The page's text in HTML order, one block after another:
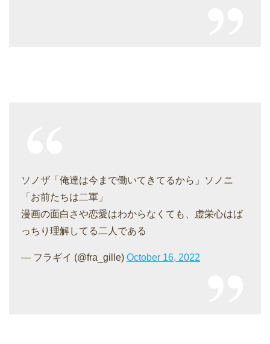
ソノザ「俺達は今まで働いてきてるから」ソノニ
「お前たちは二軍」
漫画の面白さや恋愛はわからなくても、虚栄心はば
っちり理解してる二人である
— フラギイ (@fra_gille) October 16, 2022